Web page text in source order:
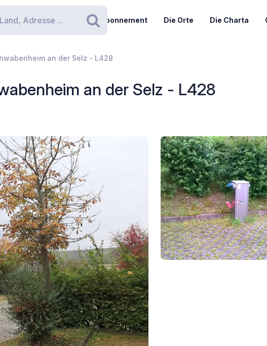
Suchen
Abonnement Die Orte Die Charta
an der Selz - L428
an der Selz - L428